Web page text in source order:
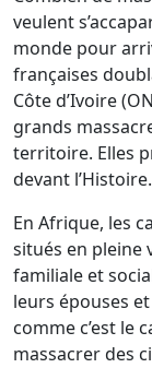
veulent
monde pour
françaises
Côte d’Ivoire
grands
territoire. Elles
devant l’Histoire.
En Afrique, les
situés en pleine
familiale et
leurs épouses
comme c’est le
massacrer des